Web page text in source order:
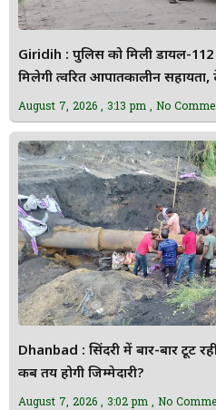
Giridih : पुलिस को मिली डायल-
मिलेगी त्वरित आपातकालीन
August 7, 2026 3:13 pm No
Dhanbad : सिंदरी में बार-बार टूट
कब तय होगी जिम्मेदारी?
August 7, 2026 3:02 pm No